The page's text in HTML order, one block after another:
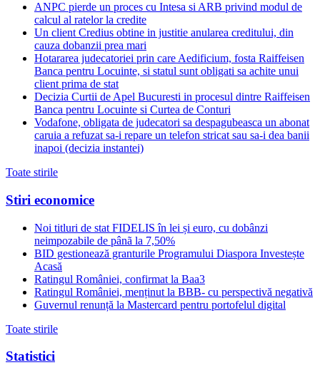
ANPC pierde un proces cu Intesa si ARB privind modul de
calcul al ratelor la credite
Un client Credius obtine in justitie anularea creditului, din
cauza dobanzii prea mari
Hotararea judecatoriei prin care Aedificium, fosta Raiffeisen
Banca pentru Locuinte, si statul sunt obligati sa achite unui
client prima de stat
Decizia Curtii de Apel Bucuresti in procesul dintre Raiffeisen
Banca pentru Locuinte si Curtea de Conturi
Vodafone, obligata de judecatori sa despagubeasca un abonat
caruia a refuzat sa-i repare un telefon stricat sau sa-i dea banii
inapoi (decizia instantei)
Toate stirile
Stiri economice
Noi titluri de stat FIDELIS în lei și euro, cu dobânzi
neimpozabile de pânã la 7,50%
BID gestionează granturile Programului Diaspora Investește
Acasă
Ratingul României, confirmat la Baa3
Ratingul României, menținut la BBB- cu perspectivă negativă
Guvernul renunță la Mastercard pentru portofelul digital
Toate stirile
Statistici